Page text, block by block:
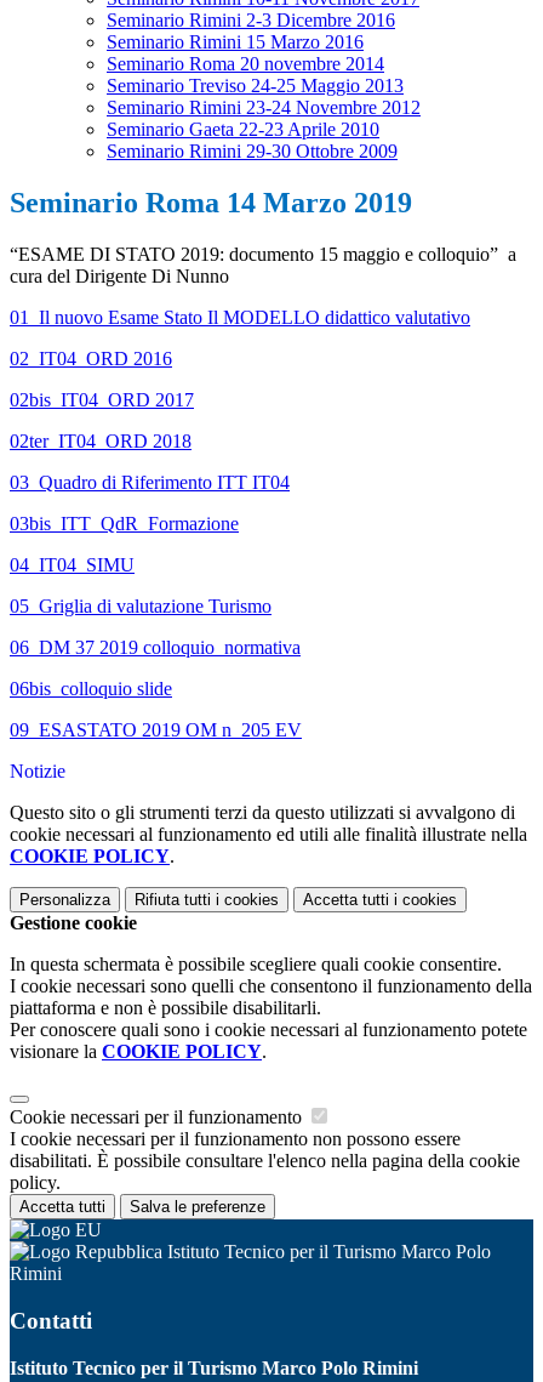
Seminario Rimini 2-3 Dicembre 2016
Seminario Rimini 15 Marzo 2016
Seminario Roma 20 novembre 2014
Seminario Treviso 24-25 Maggio 2013
Seminario Rimini 23-24 Novembre 2012
Seminario Gaeta 22-23 Aprile 2010
Seminario Rimini 29-30 Ottobre 2009
Seminario Roma 14 Marzo 2019
“ESAME DI STATO 2019: documento 15 maggio e colloquio” a
cura del Dirigente Di Nunno
01_Il nuovo Esame Stato Il MODELLO didattico valutativo
02_IT04_ORD 2016
02bis_IT04_ORD 2017
02ter_IT04_ORD 2018
03_Quadro di Riferimento ITT IT04
03bis_ITT_QdR_Formazione
04_IT04_SIMU
05_Griglia di valutazione Turismo
06_DM 37 2019 colloquio_normativa
06bis_colloquio slide
09_ESASTATO 2019 OM n_205 EV
Notizie
Questo sito o gli strumenti terzi da questo utilizzati si avvalgono di
cookie necessari al funzionamento ed utili alle finalità illustrate nella
COOKIE POLICY.
Personalizza Rifiuta tutti i cookies Accetta tutti i cookies
Gestione cookie
In questa schermata è possibile scegliere quali cookie consentire.
I cookie necessari sono quelli che consentono il funzionamento della
piattaforma e non è possibile disabilitarli.
Per conoscere quali sono i cookie necessari al funzionamento potete
visionare la COOKIE POLICY.
Cookie necessari per il funzionamento
I cookie necessari per il funzionamento non possono essere
disabilitati. È possibile consultare l'elenco nella pagina della cookie
policy.
Accetta tutti Salva le preferenze
Istituto Tecnico per il Turismo Marco Polo
Rimini
Contatti
Istituto Tecnico per il Turismo Marco Polo Rimini